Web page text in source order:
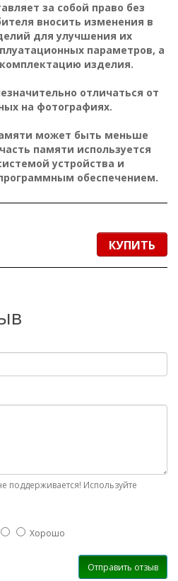
за собой право без
вносить изменения в
для улучшения их
параметров, а
изделия.
отличаться от
на фотографиях.
может быть меньше
памяти используется
устройства и
обеспечением.
КУПИТЬ
поддерживается! Используйте
Хорошо
Отправить отзыв